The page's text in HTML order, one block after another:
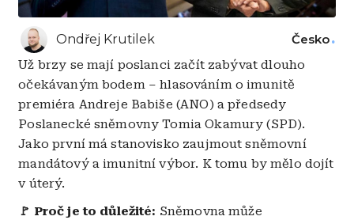
Ondřej Krutilek Česko
Už brzy se mají poslanci začít zabývat dlouho
očekávaným bodem – hlasováním o imunitě
premiéra Andreje Babiše (ANO) a předsedy
Poslanecké sněmovny Tomia Okamury (SPD).
Jako první má stanovisko zaujmout sněmovní
mandátový a imunitní výbor. K tomu by mělo dojít
v úterý.
🚩 Proč je to důležité: Sněmovna může